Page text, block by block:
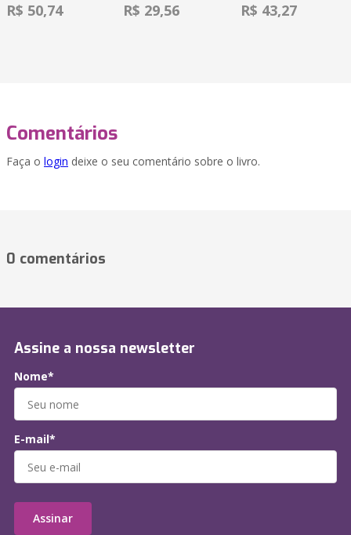
R$ 50,74 R$ 29,56 R$ 43,27
Comentários
Faça o login deixe o seu comentário sobre o livro.
0 comentários
Assine a nossa newsletter
Nome*
E-mail*
Assinar